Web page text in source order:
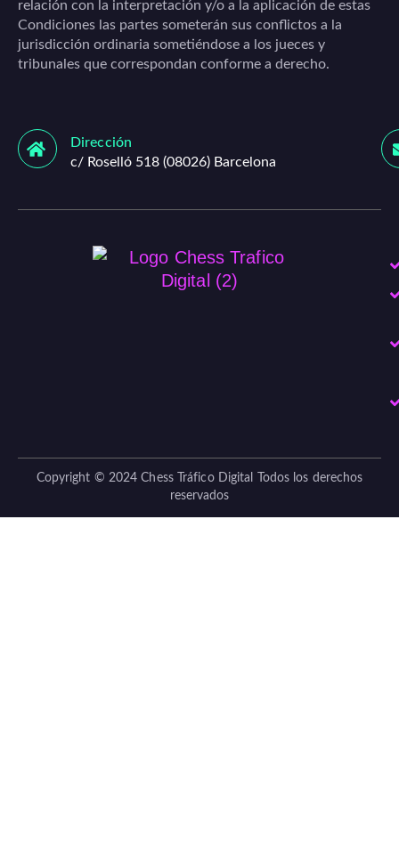
relación con la interpretación y/o a la aplicación de estas
Condiciones las partes someterán sus conflictos a la
jurisdicción ordinaria sometiéndose a los jueces y
tribunales que correspondan conforme a derecho.
Dirección
c/ Roselló 518 (08026) Barcelona
Copyright © 2024 Chess Tráfico Digital Todos los derechos
reservados